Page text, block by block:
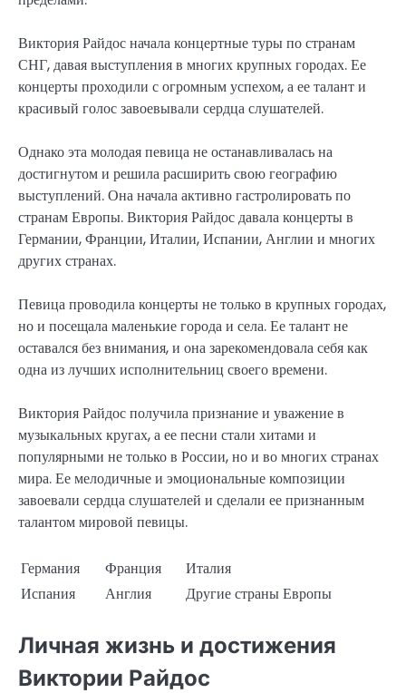
Виктория Райдос начала концертные туры по странам
СНГ, давая выступления в многих крупных городах. Ее
концерты проходили с огромным успехом, а ее талант и
красивый голос завоевывали сердца слушателей.
Однако эта молодая певица не останавливалась на
достигнутом и решила расширить свою географию
выступлений. Она начала активно гастролировать по
странам Европы. Виктория Райдос давала концерты в
Германии, Франции, Италии, Испании, Англии и многих
других странах.
Певица проводила концерты не только в крупных городах,
но и посещала маленькие города и села. Ее талант не
оставался без внимания, и она зарекомендовала себя как
одна из лучших исполнительниц своего времени.
Виктория Райдос получила признание и уважение в
музыкальных кругах, а ее песни стали хитами и
популярными не только в России, но и во многих странах
мира. Ее мелодичные и эмоциональные композиции
завоевали сердца слушателей и сделали ее признанным
талантом мировой певицы.
Германия Франция
Италия
Испания
Англия Другие страны Европы
Личная жизнь и достижения
Виктории Райдос